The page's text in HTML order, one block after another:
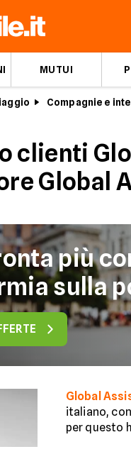
MUTUI
Compagnie e
clienti
Global
più
sulla
Global
italiano,
per questo